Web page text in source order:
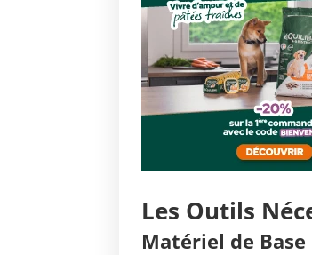
Les Outils
Matériel de Base